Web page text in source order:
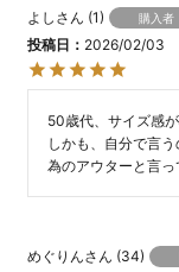
よし 1 購入者
投稿日
2026/02/03
50歳代、サイズ感
しかも、自分で言
為のアウターと言
めぐりん 34